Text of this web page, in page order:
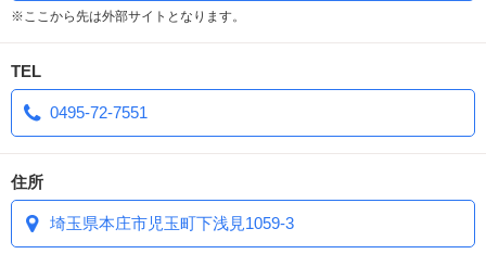
★メンバーズポイント3倍プレゼント
★女子会インスタグラム
PAGでの女子会の写真をインスタグラムにアップするだけで1,000円
※ここから先は外部サイトとなります。
TEL
0495-72-7551
住所
埼玉県本庄市児玉町下浅見1059-3